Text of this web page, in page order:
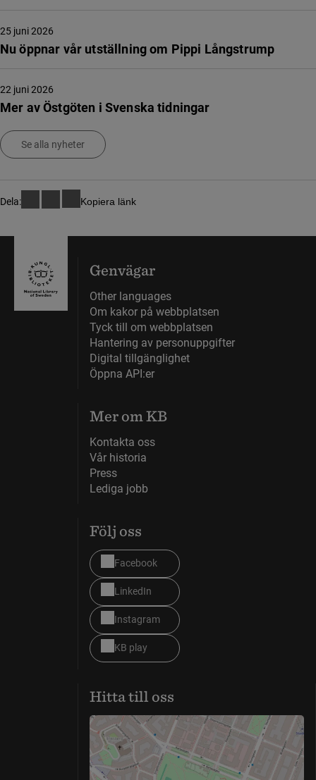
Nu öppnar vår utställning om Pippi Långstrump
25 juni 2026
Mer av Östgöten i Svenska tidningar
22 juni 2026
Se alla nyheter
Dela: Kopiera länk
Genvägar
Other languages
Om kakor på webbplatsen
Tyck till om webbplatsen
Hantering av personuppgifter
Digital tillgänglighet
Öppna API:er
Mer om KB
Kontakta oss
Vår historia
Press
Lediga jobb
Följ oss
Facebook
LinkedIn
Instagram
KB play
Hitta till oss